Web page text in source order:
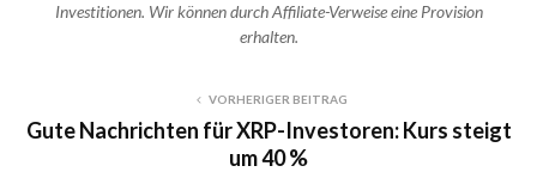
Investitionen. Wir können durch Affiliate-Verweise eine Provision
erhalten.
VORHERIGER BEITRAG
Gute Nachrichten für XRP-Investoren: Kurs steigt
um 40 %